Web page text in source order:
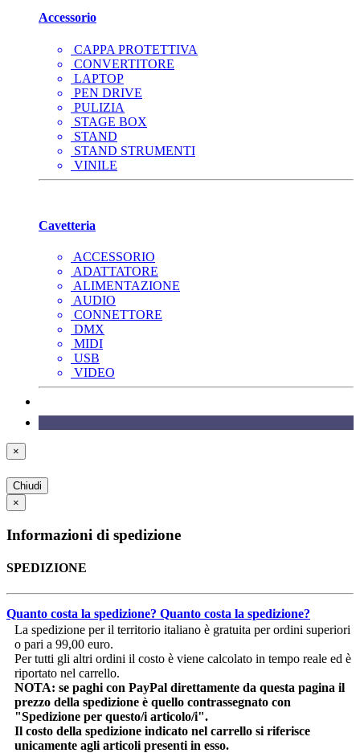
Accessorio
CAPPA PROTETTIVA
CONVERTITORE
LAPTOP
PEN DRIVE
PULIZIA
STAGE BOX
STAND
STAND STRUMENTI
VINILE
Cavetteria
ACCESSORIO
ADATTATORE
ALIMENTAZIONE
AUDIO
CONNETTORE
DMX
MIDI
USB
VIDEO
×
Chiudi
×
Informazioni di spedizione
SPEDIZIONE
Quanto costa la spedizione? Quanto costa la spedizione?
La spedizione per il territorio italiano è gratuita per ordini superiori
o pari a 99,00 euro.
Per tutti gli altri ordini il costo è viene calcolato in tempo reale ed è
riportato nel carrello.
NOTA: se paghi con PayPal direttamente da questa pagina il
prezzo della spedizione è quello contrassegnato con
"Spedizione per questo/i articolo/i".
Il costo della spedizione indicato nel carrello si riferisce
unicamente agli articoli presenti in esso.